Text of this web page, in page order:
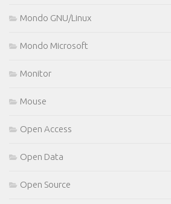
Mondo GNU/Linux
Mondo Microsoft
Monitor
Mouse
Open Access
Open Data
Open Source